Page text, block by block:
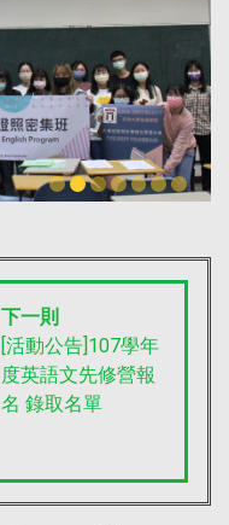
下一則
[活動公告]107學年
度英語文先修營報
名 錄取名單